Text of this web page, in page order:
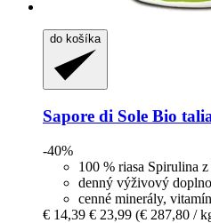
do košíka
Sapore di Sole Bio
-40%
100 % riasa Spirulina z
denný výživový
cenné minerály,
€ 14,39 € 23,99 (€ 287,80 /